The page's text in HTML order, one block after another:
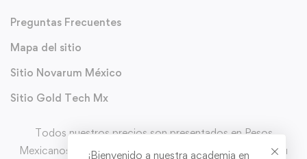
Preguntas Frecuentes
Mapa del sitio
Sitio Novarum México
Sitio Gold Tech Mx
Todos nuestros precios son presentados en Pesos
Mexicanos (MXN) y con IVA incluido. Puedes solicitar tu
¡Bienvenido a nuestra academia en